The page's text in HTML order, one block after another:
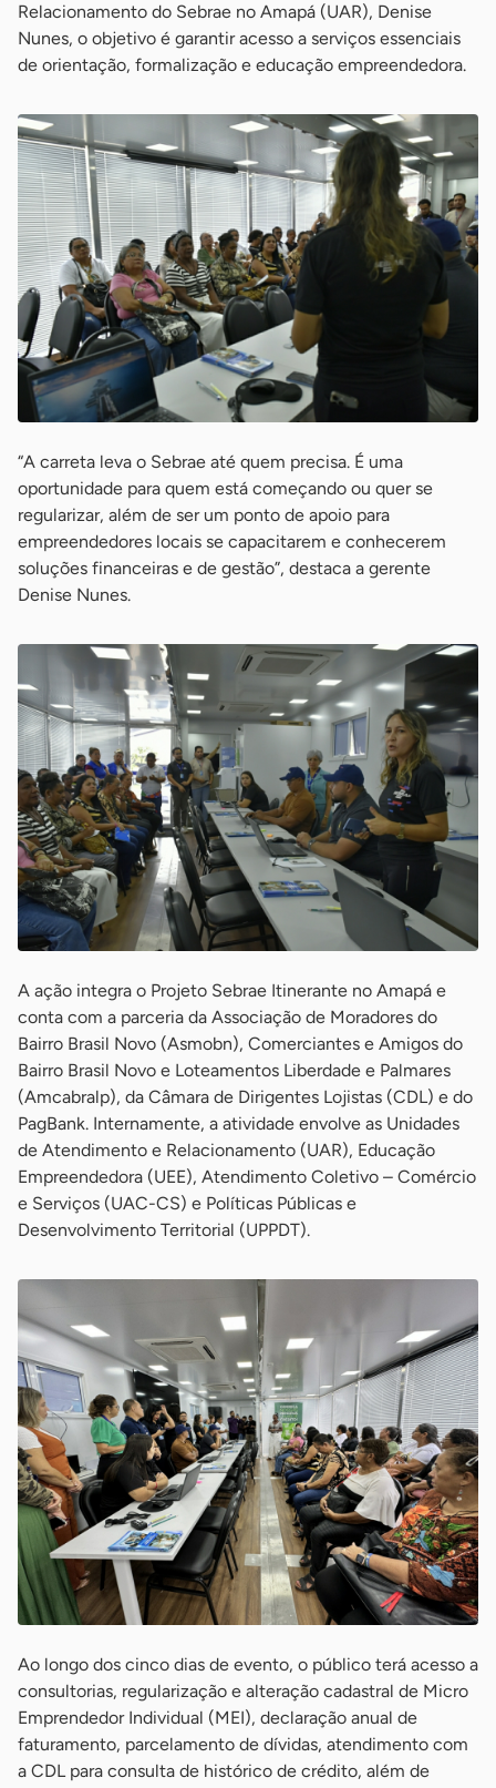
Relacionamento do Sebrae no Amapá (UAR), Denise
Nunes, o objetivo é garantir acesso a serviços essenciais
de orientação, formalização e educação empreendedora.
“A carreta leva o Sebrae até quem precisa. É uma
oportunidade para quem está começando ou quer se
regularizar, além de ser um ponto de apoio para
empreendedores locais se capacitarem e conhecerem
soluções financeiras e de gestão”, destaca a gerente
Denise Nunes.
A ação integra o Projeto Sebrae Itinerante no Amapá e
conta com a parceria da Associação de Moradores do
Bairro Brasil Novo (Asmobn), Comerciantes e Amigos do
Bairro Brasil Novo e Loteamentos Liberdade e Palmares
(Amcabralp), da Câmara de Dirigentes Lojistas (CDL) e do
PagBank. Internamente, a atividade envolve as Unidades
de Atendimento e Relacionamento (UAR), Educação
Empreendedora (UEE), Atendimento Coletivo – Comércio
e Serviços (UAC-CS) e Políticas Públicas e
Desenvolvimento Territorial (UPPDT).
Ao longo dos cinco dias de evento, o público terá acesso a
consultorias, regularização e alteração cadastral de Micro
Emprendedor Individual (MEI), declaração anual de
faturamento, parcelamento de dívidas, atendimento com
a CDL para consulta de histórico de crédito, além de